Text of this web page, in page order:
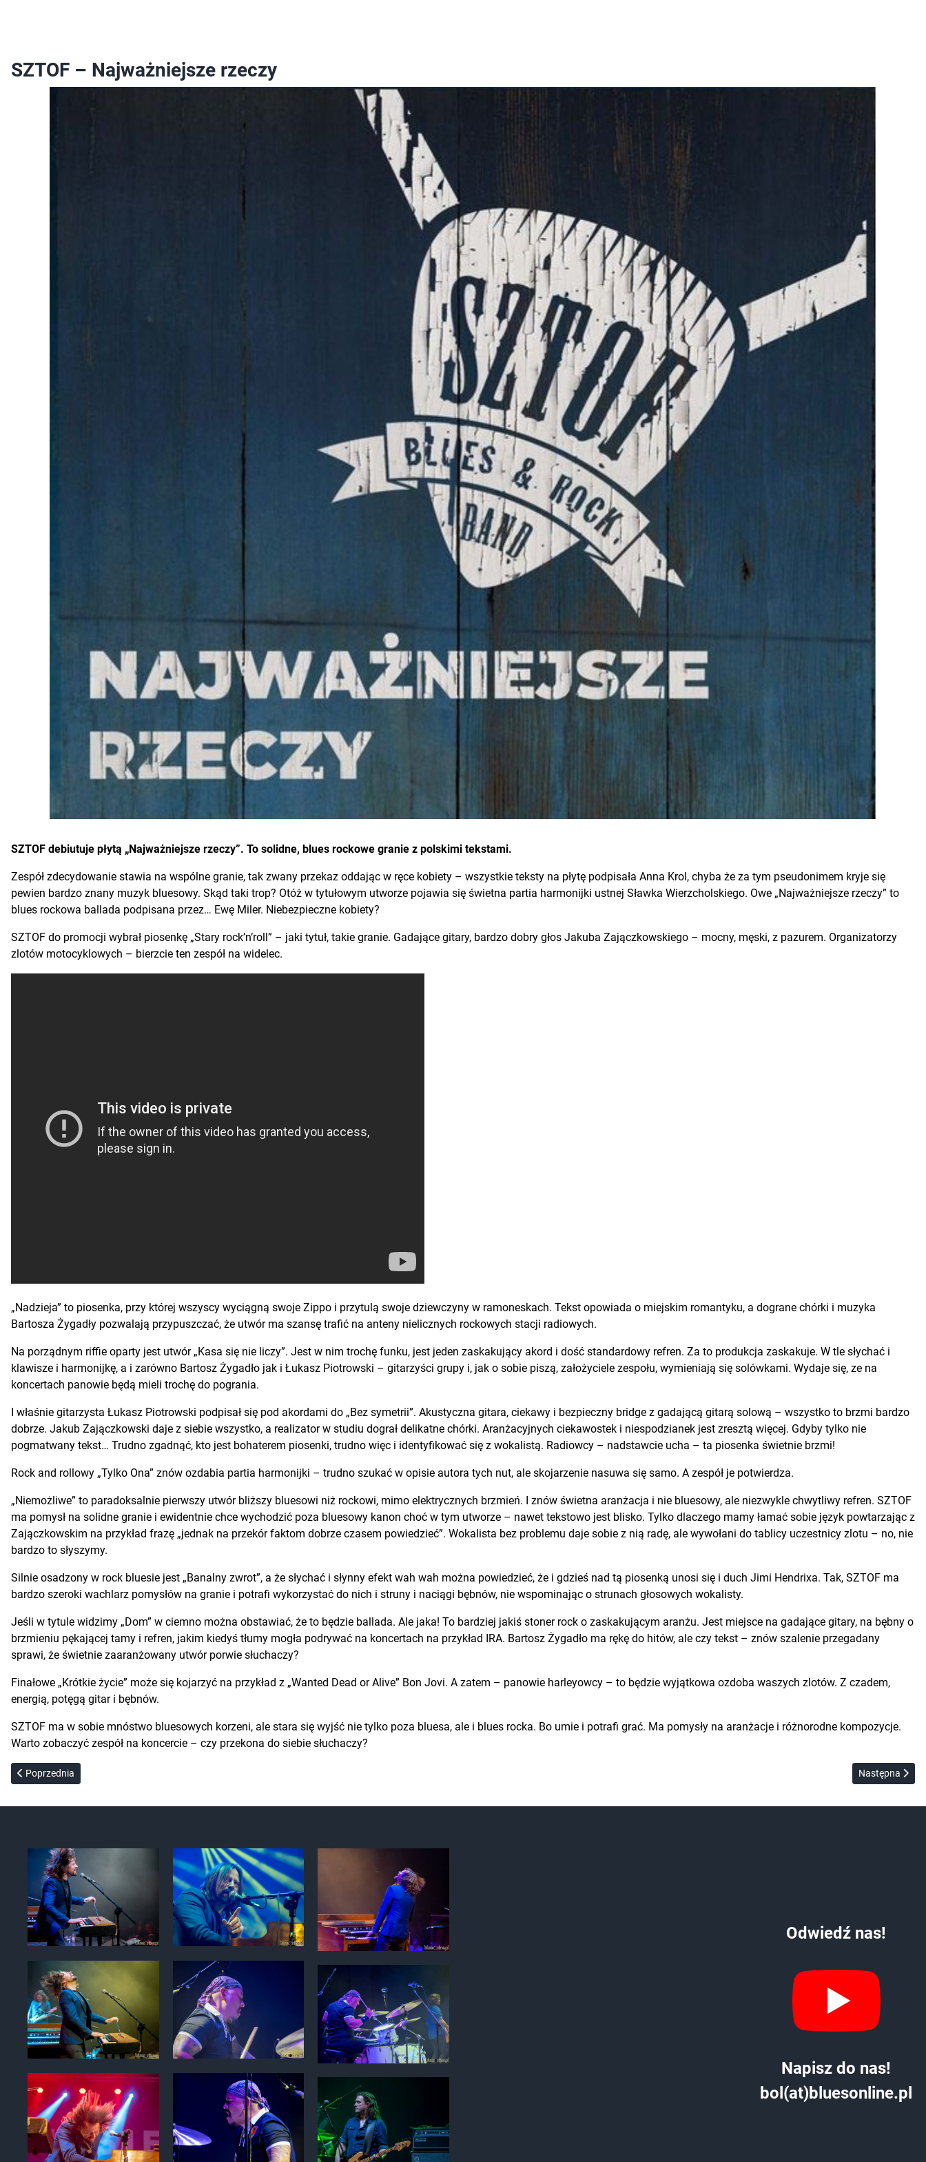
SZTOF – Najważniejsze rzeczy
SZTOF debiutuje płytą „Najważniejsze rzeczy”. To solidne, blues rockowe granie z polskimi tekstami.
Zespół zdecydowanie stawia na wspólne granie, tak zwany przekaz oddając w ręce kobiety – wszystkie teksty na płytę podpisała Anna Krol, chyba że za tym pseudonimem kryje się
pewien bardzo znany muzyk bluesowy. Skąd taki trop? Otóż w tytułowym utworze pojawia się świetna partia harmonijki ustnej Sławka Wierzcholskiego. Owe „Najważniejsze rzeczy” to
blues rockowa ballada podpisana przez… Ewę Miler. Niebezpieczne kobiety?
SZTOF do promocji wybrał piosenkę „Stary rock’n’roll” – jaki tytuł, takie granie. Gadające gitary, bardzo dobry głos Jakuba Zajączkowskiego – mocny, męski, z pazurem. Organizatorzy
zlotów motocyklowych – bierzcie ten zespół na widelec.
„Nadzieja” to piosenka, przy której wszyscy wyciągną swoje Zippo i przytulą swoje dziewczyny w ramoneskach. Tekst opowiada o miejskim romantyku, a dograne chórki i muzyka
Bartosza Żygadły pozwalają przypuszczać, że utwór ma szansę trafić na anteny nielicznych rockowych stacji radiowych.
Na porządnym riffie oparty jest utwór „Kasa się nie liczy”. Jest w nim trochę funku, jest jeden zaskakujący akord i dość standardowy refren. Za to produkcja zaskakuje. W tle słychać i
klawisze i harmonijkę, a i zarówno Bartosz Żygadło jak i Łukasz Piotrowski – gitarzyści grupy i, jak o sobie piszą, założyciele zespołu, wymieniają się solówkami. Wydaje się, ze na
koncertach panowie będą mieli trochę do pogrania.
I właśnie gitarzysta Łukasz Piotrowski podpisał się pod akordami do „Bez symetrii”. Akustyczna gitara, ciekawy i bezpieczny bridge z gadającą gitarą solową – wszystko to brzmi bardzo
dobrze. Jakub Zajączkowski daje z siebie wszystko, a realizator w studiu dograł delikatne chórki. Aranżacyjnych ciekawostek i niespodzianek jest zresztą więcej. Gdyby tylko nie
pogmatwany tekst… Trudno zgadnąć, kto jest bohaterem piosenki, trudno więc i identyfikować się z wokalistą. Radiowcy – nadstawcie ucha – ta piosenka świetnie brzmi!
Rock and rollowy „Tylko Ona” znów ozdabia partia harmonijki – trudno szukać w opisie autora tych nut, ale skojarzenie nasuwa się samo. A zespół je potwierdza.
„Niemożliwe” to paradoksalnie pierwszy utwór bliższy bluesowi niż rockowi, mimo elektrycznych brzmień. I znów świetna aranżacja i nie bluesowy, ale niezwykle chwytliwy refren. SZTOF
ma pomysł na solidne granie i ewidentnie chce wychodzić poza bluesowy kanon choć w tym utworze – nawet tekstowo jest blisko. Tylko dlaczego mamy łamać sobie język powtarzając z
Zajączkowskim na przykład frazę „jednak na przekór faktom dobrze czasem powiedzieć”. Wokalista bez problemu daje sobie z nią radę, ale wywołani do tablicy uczestnicy zlotu – no, nie
bardzo to słyszymy.
Silnie osadzony w rock bluesie jest „Banalny zwrot”, a że słychać i słynny efekt wah wah można powiedzieć, że i gdzieś nad tą piosenką unosi się i duch Jimi Hendrixa. Tak, SZTOF ma
bardzo szeroki wachlarz pomysłów na granie i potrafi wykorzystać do nich i struny i naciągi bębnów, nie wspominając o strunach głosowych wokalisty.
Jeśli w tytule widzimy „Dom” w ciemno można obstawiać, że to będzie ballada. Ale jaka! To bardziej jakiś stoner rock o zaskakującym aranżu. Jest miejsce na gadające gitary, na bębny o
brzmieniu pękającej tamy i refren, jakim kiedyś tłumy mogła podrywać na koncertach na przykład IRA. Bartosz Żygadło ma rękę do hitów, ale czy tekst – znów szalenie przegadany
sprawi, że świetnie zaaranżowany utwór porwie słuchaczy?
Finałowe „Krótkie życie” może się kojarzyć na przykład z „Wanted Dead or Alive” Bon Jovi. A zatem – panowie harleyowcy – to będzie wyjątkowa ozdoba waszych zlotów. Z czadem,
energią, potęgą gitar i bębnów.
SZTOF ma w sobie mnóstwo bluesowych korzeni, ale stara się wyjść nie tylko poza bluesa, ale i blues rocka. Bo umie i potrafi grać. Ma pomysły na aranżacje i różnorodne kompozycje.
Warto zobaczyć zespół na koncercie – czy przekona do siebie słuchaczy?
Poprzednia strona: ProjectA – Life Is Good!
Poprzednia Następna
Następna
Odwiedź nas!
Napisz do nas!
bol(at)bluesonline.pl